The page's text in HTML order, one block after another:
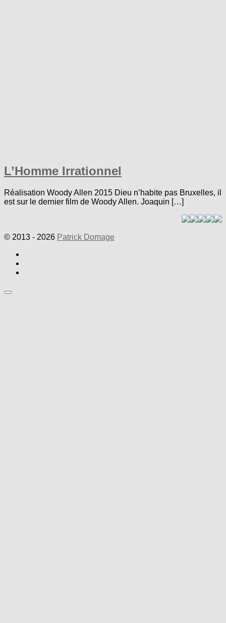
L’Homme Irrationnel
Réalisation Woody Allen 2015 Dieu n’habite pas Bruxelles, il
est sur le dernier film de Woody Allen. Joaquin […]
© 2013 - 2026 Patrick Domage